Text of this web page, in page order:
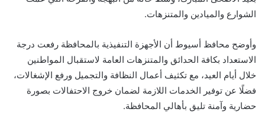
الشوارع والميادين والمتنزهات.
وأوضح محافظ أسيوط أن الأجهزة التنفيذية بالمحافظة رفعت درجة
الاستعداد بكافة الحدائق والمتنزهات العامة لاستقبال المواطنين
خلال أيام العيد، مع تكثيف أعمال النظافة والتجميل ورفع الإشغالات،
فضلًا عن توفير الخدمات اللازمة لضمان خروج الاحتفالات بصورة
حضارية وآمنة تليق بأهالي المحافظة.